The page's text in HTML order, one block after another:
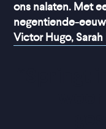
ons nalaten. Met
negentiende-
Victor Hugo,